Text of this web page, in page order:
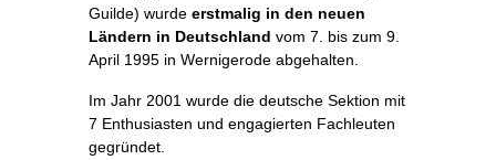
Guilde) wurde erstmalig in den neuen
Ländern in Deutschland vom 7. bis zum 9.
April 1995 in Wernigerode abgehalten.
Im Jahr 2001 wurde die deutsche Sektion mit
7 Enthusiasten und engagierten Fachleuten
gegründet.